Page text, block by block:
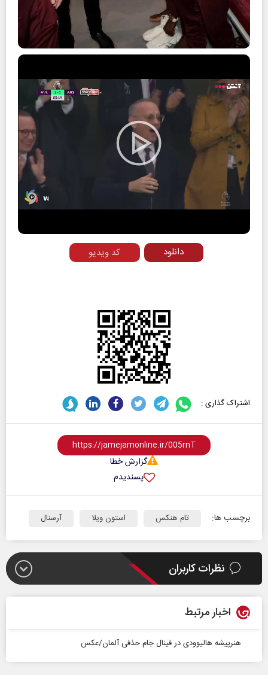
Play
Video
کد ویدیو دانلود
اشتراک گذاری :
گزارش خطا
پسندیدم
برچسب ها: تام هنکس استون ویلا آرسنال
نظرات کاربران
اخبار مرتبط
هنرپیشه هالیوودی در فینال جام حذفی آلمان/عکس